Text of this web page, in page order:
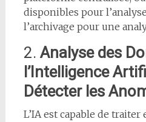
disponibles pour
l’archivage pour une
2. Analyse des
l’Intelligence
Détecter les
L’IA est capable de